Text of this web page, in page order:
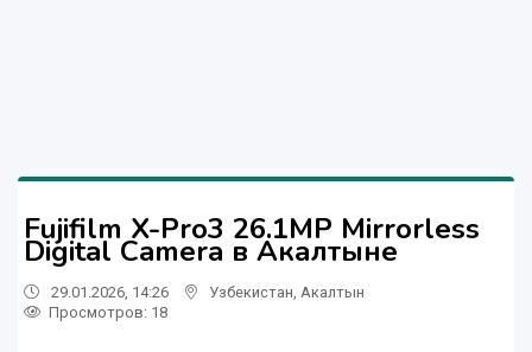
Fujifilm X-Pro3 26.1MP Mirrorless
Digital Camera в Акалтыне
29.01.2026, 14:26 Узбекистан Акалтын
Просмотров: 18